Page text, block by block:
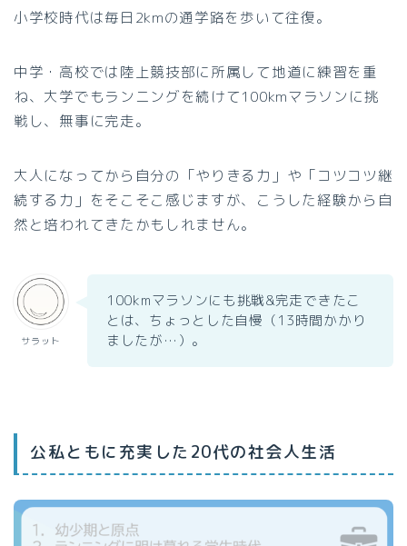
小学校時代は毎日2kmの通学路を歩いて往復。
中学・高校では陸上競技部に所属して地道に練習を重
ね、大学でもランニングを続けて100kmマラソンに挑
戦し、無事に完走。
大人になってから自分の「やりきる力」や「コツコツ継
続する力」をそこそこ感じますが、こうした経験から自
然と培われてきたかもしれません。
サラット
100kmマラソンにも挑戦&完走できたこ
とは、ちょっとした自慢（13時間かかり
ましたが…）。
公私ともに充実した20代の社会人生活